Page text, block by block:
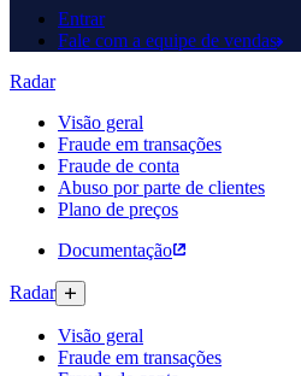
Entrar
Fale com a equipe de vendas
Radar
Visão geral
Fraude em transações
Fraude de conta
Abuso por parte de clientes
Plano de preços
Documentação
Radar
Visão geral
Fraude em transações